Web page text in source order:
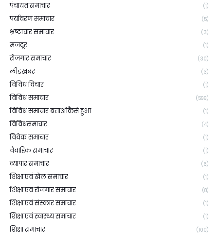
पंचायत समाचार (1)
पर्यावरण समाचार (5)
भ्रष्टाचार समाचार (3)
मजदूर (1)
रोजगार समाचार (30)
लीडखबर (3)
विविध विचार (1)
विविध समाचार (599)
विविध समाचार बताओकैसे हुआ (1)
विविधसमाचार (4)
विवेक समाचार (1)
वैवाहिक समाचार (1)
व्यापार समाचार (6)
शिक्षा एवं खेल समाचार (1)
शिक्षा एवं रोजगार समाचार (8)
शिक्षा एवं संस्कार समाचार (1)
शिक्षा एवं स्वास्थ्य समाचार (1)
शिक्षा समाचार (100)